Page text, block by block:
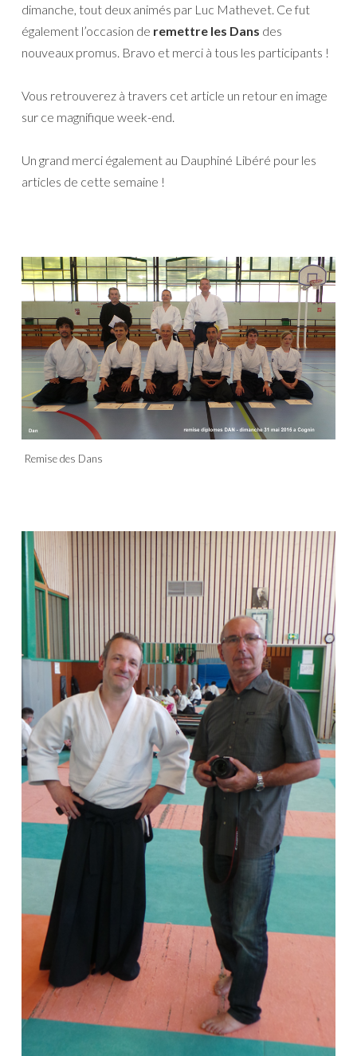
dimanche, tout deux animés par Luc Mathevet. Ce fut
également l’occasion de remettre les Dans des
nouveaux promus. Bravo et merci à tous les participants !
Vous retrouverez à travers cet article un retour en image
sur ce magnifique week-end.
Un grand merci également au Dauphiné Libéré pour les
articles de cette semaine !
Remise des Dans